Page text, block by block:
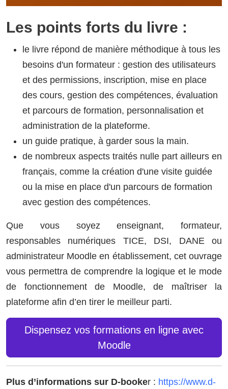
Les points forts du livre :
le livre répond de manière méthodique à tous les
besoins d'un formateur : gestion des utilisateurs
et des permissions, inscription, mise en place
des cours, gestion des compétences, évaluation
et parcours de formation, personnalisation et
administration de la plateforme.
un guide pratique, à garder sous la main.
de nombreux aspects traités nulle part ailleurs en
français, comme la création d'une visite guidée
ou la mise en place d'un parcours de formation
avec gestion des compétences.
Que vous soyez enseignant, formateur,
responsables numériques TICE, DSI, DANE ou
administrateur Moodle en établissement, cet ouvrage
vous permettra de comprendre la logique et le mode
de fonctionnement de Moodle, de maîtriser la
plateforme afin d’en tirer le meilleur parti.
Dispensez vos formations en ligne avec
Moodle
Plus d’informations sur D-booker : https://www.d-